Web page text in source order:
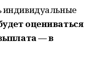
индивидуальные
оцениваться
— в